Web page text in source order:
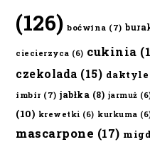
(126) boćwina (7)
ciecierzyca (6) cukinia
czekolada (15) daktyle
imbir (7) jabłka (8) jarmuż
(10) krewetki (6) kurkuma
mascarpone (17)